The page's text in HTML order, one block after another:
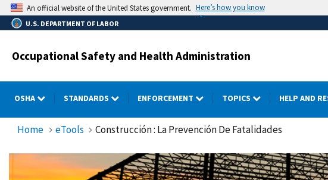
Skip
to
main
An official website of the United States government. Here’s how you know
U.S. DEPARTMENT OF LABOR
Occupational Safety and Health Administration
OSHA STANDARDS ENFORCEMENT TOPICS HELP AND
Home eTools Construcción : La Prevención De Fatalidades